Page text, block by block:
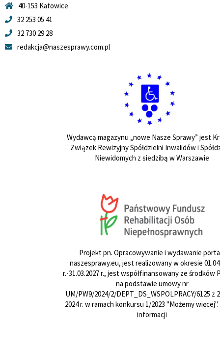
40-153 Katowice
32 253 05 41
32 730 29 28
redakcja@naszesprawy.com.pl
Wydawcą magazynu „nowe Nasze Sprawy” jest
Związek Rewizyjny Spółdzielni Inwalidów i
Niewidomych z siedzibą w Warszawie
Projekt pn. Opracowywanie i wydawanie
naszesprawy.eu, jest realizowany w okresie
r.-31.03.2027 r., jest współfinansowany ze środków
na podstawie umowy nr
UM/PW9/2024/2/DEPT_DS_WSPOLPRACY/6125 z
2024 r. w ramach konkursu 1/2023 "Możemy więcej".
informacji